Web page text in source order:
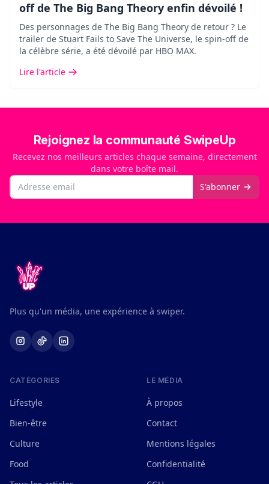
off de The Big Bang Theory enfin dévoilé !
Des personnages de The Big Bang Theory de retour ? Le
trailer de Stuart Fails to Save The Universe, le spin-off de
la célèbre série, a été dévoilé par HBO MAX.
Lire l'article
Rejoignez la communauté SwipeUp
Recevez nos meilleurs articles chaque semaine, directement
dans votre boîte mail.
Email S'abonner
Plus qu'un média, une expérience à swiper.
CATÉGORIES
Lifestyle
Bien-être
Culture
Food
LE MÉDIA
À propos
Contact
Mentions légales
Confidentialité